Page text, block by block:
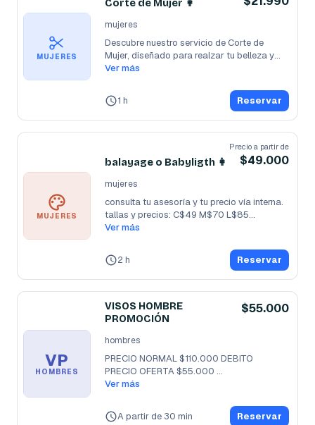
MUJERES
Corte de Mujer 👩
mujeres
Descubre nuestro servicio de Corte de
Mujer, diseñado para realzar tu belleza y...
Ver más
1 h Reservar
MUJERES
balayage o Babyligth 👩
Precio a partir de
$49.000
mujeres
consulta tu asesoría y tu precio vía interna.
tallas y precios: C$49 M$70 L$85...
Ver más
2 h Reservar
VP
HOMBRES
VISOS HOMBRE
PROMOCIÓN
$55.000
hombres
PRECIO NORMAL $110.000 DEBITO
PRECIO OFERTA $55.000
EFECTIVO/PROMOCIÓN
HAZTE
Ver más
A partir de 30 min Reservar